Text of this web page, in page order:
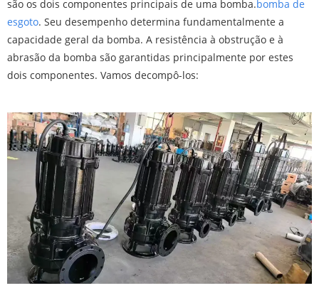
são os dois componentes principais de uma bomba.bomba de
esgoto. Seu desempenho determina fundamentalmente a
capacidade geral da bomba. A resistência à obstrução e à
abrasão da bomba são garantidas principalmente por estes
dois componentes. Vamos decompô-los: